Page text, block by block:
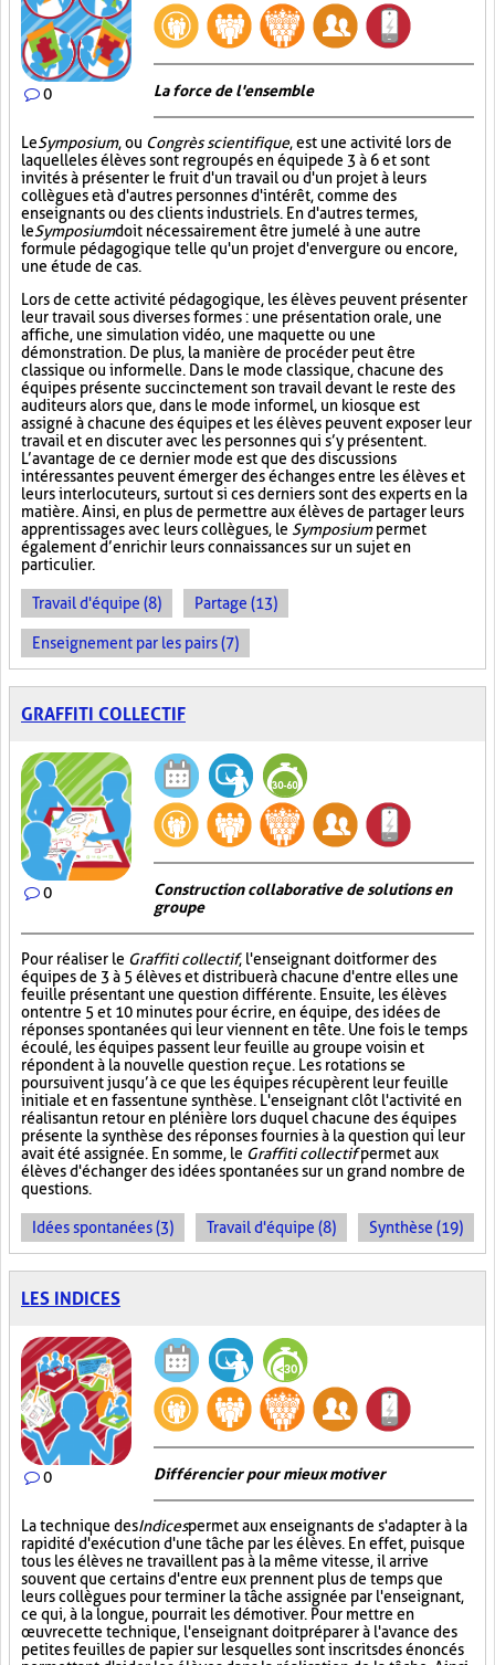
0 La force de l'ensemble
LeSymposium, ou Congrès scientifique, est une activité lors de
laquelle les élèves sont regroupés en équipe de 3 à 6 et sont
invités à présenter le fruit d'un travail ou d'un projet à leurs
collègues et à d'autres personnes d'intérêt, comme des
enseignants ou des clients industriels. En d'autres termes,
leSymposiumdoit nécessairement être jumelé à une autre
formule pédagogique telle qu'un projet d'envergure ou encore,
une étude de cas.
Lors de cette activité pédagogique, les élèves peuvent présenter
leur travail sous diverses formes : une présentation orale, une
affiche, une simulation vidéo, une maquette ou une
démonstration. De plus, la manière de procéder peut être
classique ou informelle. Dans le mode classique, chacune des
équipes présente succinctement son travail devant le reste des
auditeurs alors que, dans le mode informel, un kiosque est
assigné à chacune des équipes et les élèves peuvent exposer leur
travail et en discuter avec les personnes qui s’y présentent.
L’avantage de ce dernier mode est que des discussions
intéressantes peuvent émerger des échanges entre les élèves et
leurs interlocuteurs, surtout si ces derniers sont des experts en la
matière. Ainsi, en plus de permettre aux élèves de partager leurs
apprentissages avec leurs collègues, le Symposiumpermet
également d’enrichir leurs connaissances sur un sujet en
particulier.
Travail d'équipe (8) Partage (13)
Enseignement par les pairs (7)
GRAFFITI COLLECTIF
0
Construction collaborative de solutions en
groupe
Pour réaliser le Graffiti collectif, l'enseignant doit former des
équipes de 3 à 5 élèves et distribuer à chacune d'entre elles une
feuille présentant une question différente. Ensuite, les élèves
ont entre 5 et 10 minutes pour écrire, en équipe, des idées de
réponses spontanées qui leur viennent en tête. Une fois le temps
écoulé, les équipes passent leur feuille au groupe voisin et
répondent à la nouvelle question reçue. Les rotations se
poursuivent jusqu’à ce que les équipes récupèrent leur feuille
initiale et en fassent une synthèse. L'enseignant clôt l'activité en
réalisant un retour en plénière lors duquel chacune des équipes
présente la synthèse des réponses fournies à la question qui leur
avait été assignée. En somme, le Graffiti collectifpermet aux
élèves d'échanger des idées spontanées sur un grand nombre de
questions.
Idées spontanées (3) Travail d'équipe (8) Synthèse (19)
LES INDICES
0 Différencier pour mieux motiver
La technique desIndicespermet aux enseignants de s'adapter à la
rapidité d'exécution d'une tâche par les élèves. En effet, puisque
tous les élèves ne travaillent pas à la même vitesse, il arrive
souvent que certains d'entre eux prennent plus de temps que
leurs collègues pour terminer la tâche assignée par l'enseignant,
ce qui, à la longue, pourrait les démotiver. Pour mettre en
œuvre cette technique, l'enseignant doit préparer à l'avance des
petites feuilles de papier sur lesquelles sont inscrits des énoncés